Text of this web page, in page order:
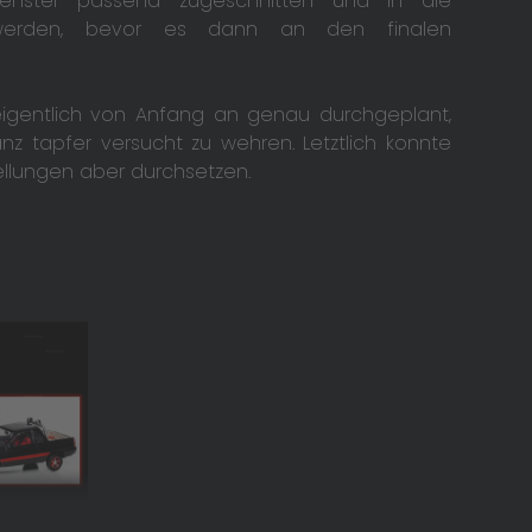
bevor es dann an den finalen
von Anfang an genau durchgeplant,
tapfer versucht zu wehren. Letztlich konnte
aber durchsetzen.